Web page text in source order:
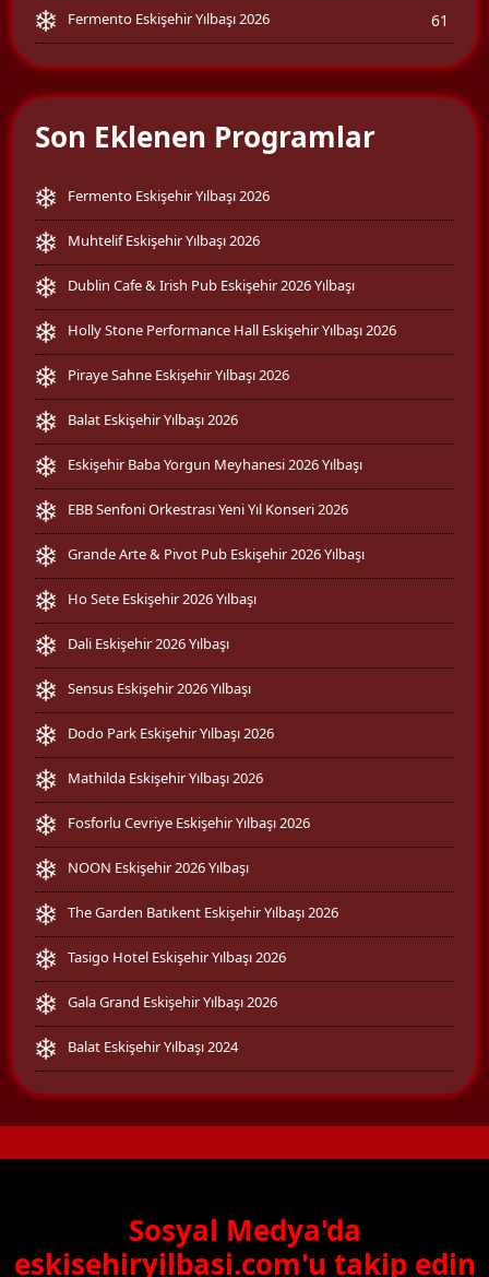
Fermento Eskişehir Yılbaşı 2026 61
Son Eklenen Programlar
Fermento Eskişehir Yılbaşı 2026
Muhtelif Eskişehir Yılbaşı 2026
Dublin Cafe & Irish Pub Eskişehir 2026 Yılbaşı
Holly Stone Performance Hall Eskişehir Yılbaşı 2026
Piraye Sahne Eskişehir Yılbaşı 2026
Balat Eskişehir Yılbaşı 2026
Eskişehir Baba Yorgun Meyhanesi 2026 Yılbaşı
EBB Senfoni Orkestrası Yeni Yıl Konseri 2026
Grande Arte & Pivot Pub Eskişehir 2026 Yılbaşı
Ho Sete Eskişehir 2026 Yılbaşı
Dali Eskişehir 2026 Yılbaşı
Sensus Eskişehir 2026 Yılbaşı
Dodo Park Eskişehir Yılbaşı 2026
Mathilda Eskişehir Yılbaşı 2026
Fosforlu Cevriye Eskişehir Yılbaşı 2026
NOON Eskişehir 2026 Yılbaşı
The Garden Batıkent Eskişehir Yılbaşı 2026
Tasigo Hotel Eskişehir Yılbaşı 2026
Gala Grand Eskişehir Yılbaşı 2026
Balat Eskişehir Yılbaşı 2024
Sosyal Medya'da
eskisehiryilbasi.com'u takip edin